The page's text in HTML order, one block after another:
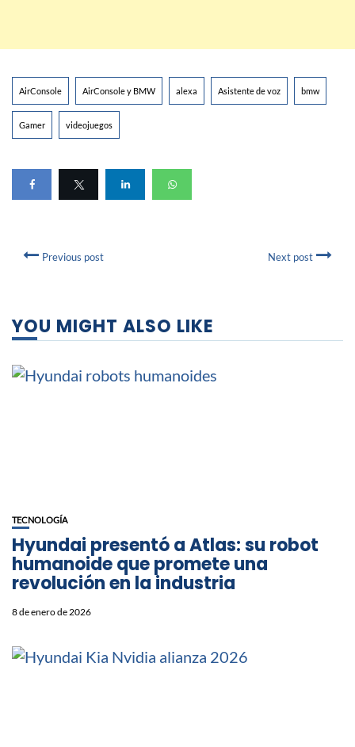
AirConsole AirConsole y BMW alexa Asistente de voz bmw
Gamer videojuegos
Previous post Next post
YOU MIGHT ALSO LIKE
TECNOLOGÍA
Hyundai presentó a Atlas: su robot
humanoide que promete una
revolución en la industria
8 de enero de 2026